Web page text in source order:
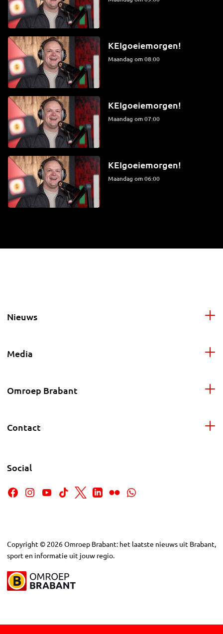
KEIgoeiemorgen!
maandag om 08:00
KEIgoeiemorgen!
maandag om 07:00
KEIgoeiemorgen!
maandag om 06:00
Nieuws
Media
Omroep Brabant
Contact
Social
Copyright © 2026Omroep Brabant: het laatste nieuws uit Brabant,
sport en informatie uit jouw regio.